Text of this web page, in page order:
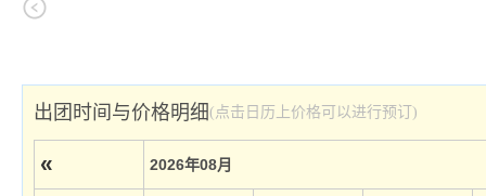
出团时间与价格明细(点击日历上价格可以进行预订)
« 2026年08月